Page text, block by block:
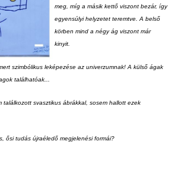
meg, míg a másik kettő viszont bezár, így
egyensúlyi helyzetet teremtve. A belső
körben mind a négy ág viszont már
kinyit.
szimbólikus leképezése az univerzumnak! A külső ágak
találhatóak...
találkozott svasztikus ábrákkal, sosem hallott ezek
ősi tudás újraéledő megjelenési formái?